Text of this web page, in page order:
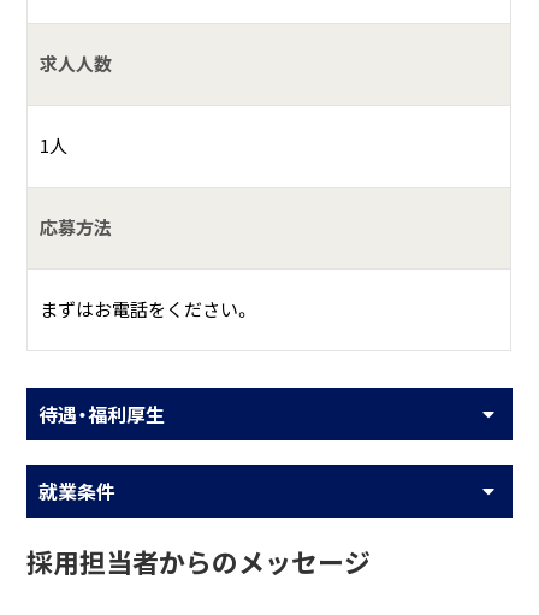
求人人数
1人
応募方法
まずはお電話をください。
待遇・福利厚生
就業条件
採用担当者からのメッセージ